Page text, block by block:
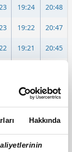
Hakkında
19:24 20:48
19:22 20:47
19:21 20:45
19:18 20:41
19:16 20:39
19:13